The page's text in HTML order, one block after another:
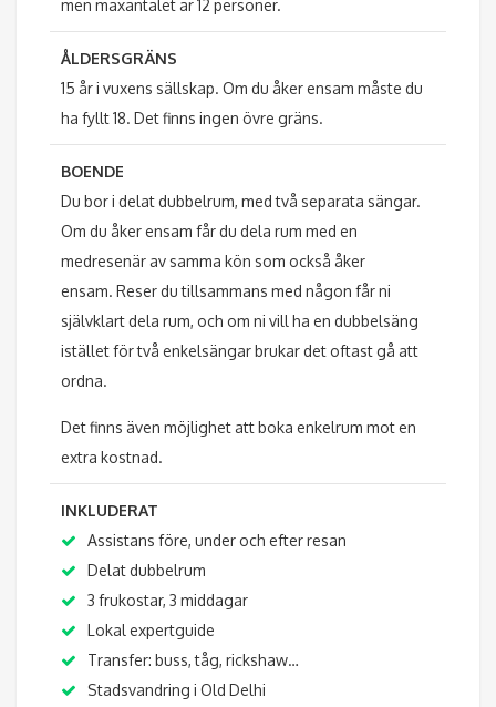
men maxantalet är 12 personer.
ÅLDERSGRÄNS
15 år i vuxens sällskap. Om du åker ensam måste du
ha fyllt 18. Det finns ingen övre gräns.
BOENDE
Du bor i delat dubbelrum, med två separata sängar.
Om du åker ensam får du dela rum med en
medresenär av samma kön som också åker
ensam. Reser du tillsammans med någon får ni
självklart dela rum, och om ni vill ha en dubbelsäng
istället för två enkelsängar brukar det oftast gå att
ordna.
Det finns även möjlighet att boka enkelrum mot en
extra kostnad.
INKLUDERAT
Assistans före, under och efter resan
Delat dubbelrum
3 frukostar, 3 middagar
Lokal expertguide
Transfer: buss, tåg, rickshaw…
Stadsvandring i Old Delhi